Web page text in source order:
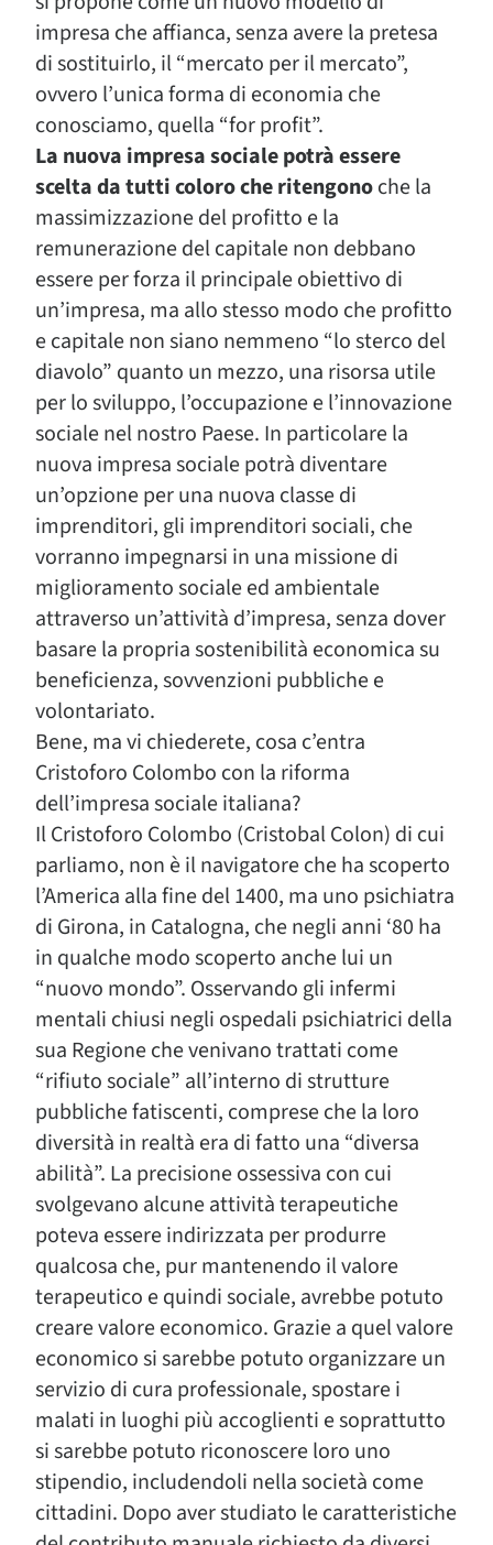
impresa che affianca, senza avere la pretesa
di sostituirlo, il “mercato per il mercato”,
ovvero l’unica forma di economia che
conosciamo, quella “for profit”.
La nuova impresa sociale potrà essere
scelta da tutti coloro che ritengonoche la
massimizzazione del profitto e la
remunerazione del capitale non debbano
essere per forza il principale obiettivo di
un’impresa, ma allo stesso modo che profitto
e capitale non siano nemmeno “lo sterco del
diavolo” quanto un mezzo, una risorsa utile
per lo sviluppo, l’occupazione e l’innovazione
sociale nel nostro Paese. In particolare la
nuova impresa sociale potrà diventare
un’opzione per una nuova classe di
imprenditori, gli imprenditori sociali, che
vorranno impegnarsi in una missione di
miglioramento sociale ed ambientale
attraverso un’attività d’impresa, senza dover
basare la propria sostenibilità economica su
beneficienza, sovvenzioni pubbliche e
volontariato.
Bene, ma vi chiederete, cosa c’entra
Cristoforo Colombo con la riforma
dell’impresa sociale italiana?
Il Cristoforo Colombo (Cristobal Colon) di cui
parliamo, non è il navigatore che ha scoperto
l’America alla fine del 1400, ma uno psichiatra
di Girona, in Catalogna, che negli anni ‘80 ha
in qualche modo scoperto anche lui un
“nuovo mondo”. Osservando gli infermi
mentali chiusi negli ospedali psichiatrici della
sua Regione che venivano trattati come
“rifiuto sociale” all’interno di strutture
pubbliche fatiscenti, comprese che la loro
diversità in realtà era di fatto una “diversa
abilità”. La precisione ossessiva con cui
svolgevano alcune attività terapeutiche
poteva essere indirizzata per produrre
qualcosa che, pur mantenendo il valore
terapeutico e quindi sociale, avrebbe potuto
creare valore economico. Grazie a quel valore
economico si sarebbe potuto organizzare un
servizio di cura professionale, spostare i
malati in luoghi più accoglienti e soprattutto
si sarebbe potuto riconoscere loro uno
stipendio, includendoli nella società come
cittadini. Dopo aver studiato le caratteristiche